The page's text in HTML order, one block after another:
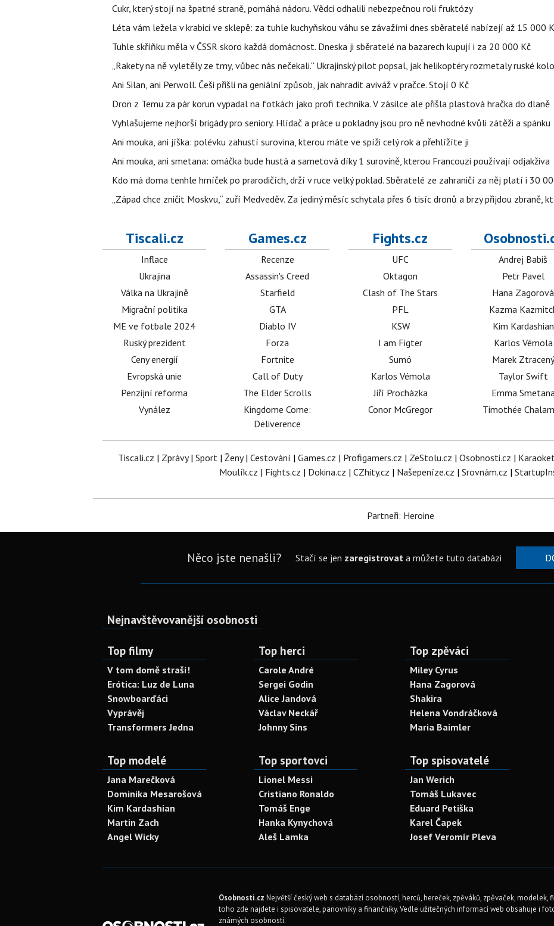
Cukr, který stojí na špatné straně, pomáhá nádoru. Vědci odhalili nebezpečnou roli fruktózy
Léta vám ležela v krabici ve sklepě: za tuhle kuchyňskou váhu se závažími dnes sběratelé nabízejí až 15 000
Tuhle skříňku měla v ČSSR skoro každá domácnost. Dneska ji sběratelé na bazarech kupují i za 20 000 Kč
„Rakety na ně vyletěly ze tmy, vůbec nás nečekali.“ Ukrajinský pilot popsal, jak helikoptéry rozmetaly ruské
Ani Silan, ani Perwoll. Češi přišli na geniální způsob, jak nahradit aviváž v pračce. Stojí 0 Kč
Dron z Temu za pár korun vypadal na fotkách jako profi technika. V zásilce ale přišla plastová hračka do dlaně
Vyhlašujeme nejhorší brigády pro seniory. Hlídač a práce u pokladny jsou pro ně nevhodné kvůli zátěži a spánku
Ani mouka, ani jíška: polévku zahustí surovina, kterou máte ve spíži celý rok a přehlížíte ji
Ani mouka, ani smetana: omáčka bude hustá a sametová díky 1 surovině, kterou Francouzi používají odjakživa
Kdo má doma tenhle hrníček po prarodičích, drží v ruce velký poklad. Sběratelé ze zahraničí za něj platí i 30
„Západ chce zničit Moskvu,“ zuří Medveděv. Za jediný měsíc schytala přes 6 tisíc dronů a brzy přijdou zbraně,
Tiscali.cz
Inflace
Ukrajina
Válka na Ukrajině
Migrační politika
ME ve fotbale 2024
Ruský prezident
Ceny energií
Evropská unie
Penzijní reforma
Vynález
Games.cz
Recenze
Assassin's Creed
Starfield
GTA
Diablo IV
Forza
Fortnite
Call of Duty
The Elder Scrolls
Kingdome Come:
Deliverence
Fights.cz
UFC
Oktagon
Clash of The Stars
PFL
KSW
I am Figter
Sumó
Karlos Vémola
Jiří Procházka
Conor McGregor
Andrej Babiš
Petr Pavel
Hana Zagorová
Kazma
Kim Kardashian
Karlos Vémola
Marek Ztracený
Taylor Swift
Emma
Timothée
Tiscali.cz | Zprávy| Sport| Ženy| Cestování | Games.cz | Profigamers.cz | ZeStolu.cz | Osobnosti.cz |
Moulík.cz | Fights.cz | Dokina.cz | CZhity.cz | Našepeníze.cz | Srovnám.cz |
Partneři: Heroine
Něco jste nenašli? Stačí se jen zaregistrovata můžete tuto databázi
Nejnavštěvovanější osobnosti
Top filmy
V tom domě straší!
Erótica: Luz de Luna
Snowboarďáci
Vyprávěj
Transformers Jedna
Top herci
Carole André
Sergei Godin
Alice Jandová
Václav Neckář
Johnny Sins
Top zpěváci
Miley Cyrus
Hana Zagorová
Shakira
Helena Vondráčková
Maria Baimler
Top modelé
Jana Marečková
Dominika Mesarošová
Kim Kardashian
Martin Zach
Angel Wicky
Top sportovci
Lionel Messi
Cristiano Ronaldo
Tomáš Enge
Hanka Kynychová
Aleš Lamka
Top spisovatelé
Jan Werich
Tomáš Lukavec
Eduard Petiška
Karel Čapek
Josef Veromír Pleva
Osobnosti.cz Největší český web s databází osobností, herců, hereček, zpěváků, zpěvaček,
toho zde najdete i spisovatele, panovníky a finančníky. Vedle užitečných informací web obsahuje i
známých osobností.